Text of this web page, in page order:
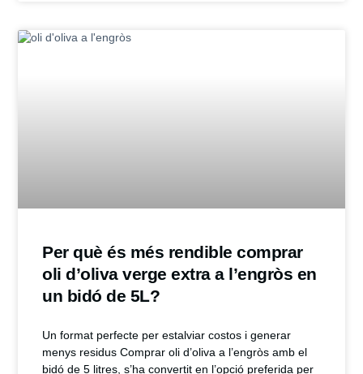
Per què és més rendible comprar
oli d’oliva verge extra a l’engròs en
un bidó de 5L?
Un format perfecte per estalviar costos i generar
menys residus Comprar oli d’oliva a l’engròs amb el
bidó de 5 litres, s’ha convertit en l’opció preferida per